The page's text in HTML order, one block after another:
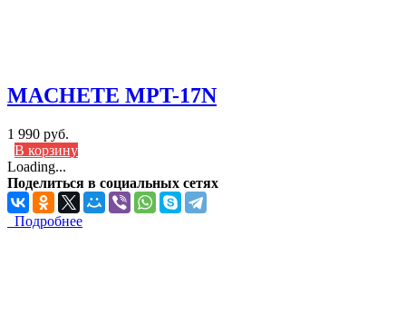
MACHETE MPT-17N
1 990 руб.
В корзину
Loading...
Поделиться в социальных сетях
Подробнее